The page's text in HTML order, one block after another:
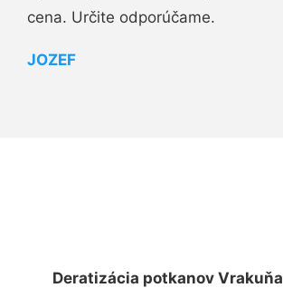
cena. Určite odporúčame.
JOZEF
Deratizácia potkanov Vrakuňa